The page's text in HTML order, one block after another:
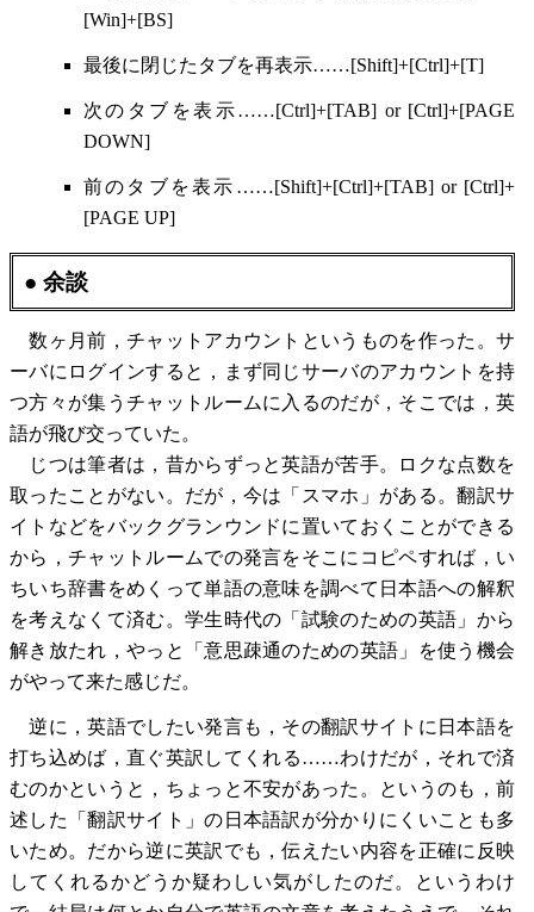
[Win]+[BS]
最後に閉じたタブを再表示……[Shift]+[Ctrl]+[T]
次のタブを表示……[Ctrl]+[TAB] or [Ctrl]+[PAGE
DOWN]
前のタブを表示……[Shift]+[Ctrl]+[TAB] or [Ctrl]+
[PAGE UP]
● 余談
数ヶ月前，チャットアカウントというものを作った。サ
ーバにログインすると，まず同じサーバのアカウントを持
つ方々が集うチャットルームに入るのだが，そこでは，英
語が飛び交っていた。
じつは筆者は，昔からずっと英語が苦手。ロクな点数を
取ったことがない。だが，今は「スマホ」がある。翻訳サ
イトなどをバックグランウンドに置いておくことができる
から，チャットルームでの発言をそこにコピペすれば，い
ちいち辞書をめくって単語の意味を調べて日本語への解釈
を考えなくて済む。学生時代の「試験のための英語」から
解き放たれ，やっと「意思疎通のための英語」を使う機会
がやって来た感じだ。
逆に，英語でしたい発言も，その翻訳サイトに日本語を
打ち込めば，直ぐ英訳してくれる……わけだが，それで済
むのかというと，ちょっと不安があった。というのも，前
述した「翻訳サイト」の日本語訳が分かりにくいことも多
いため。だから逆に英訳でも，伝えたい内容を正確に反映
してくれるかどうか疑わしい気がしたのだ。というわけ